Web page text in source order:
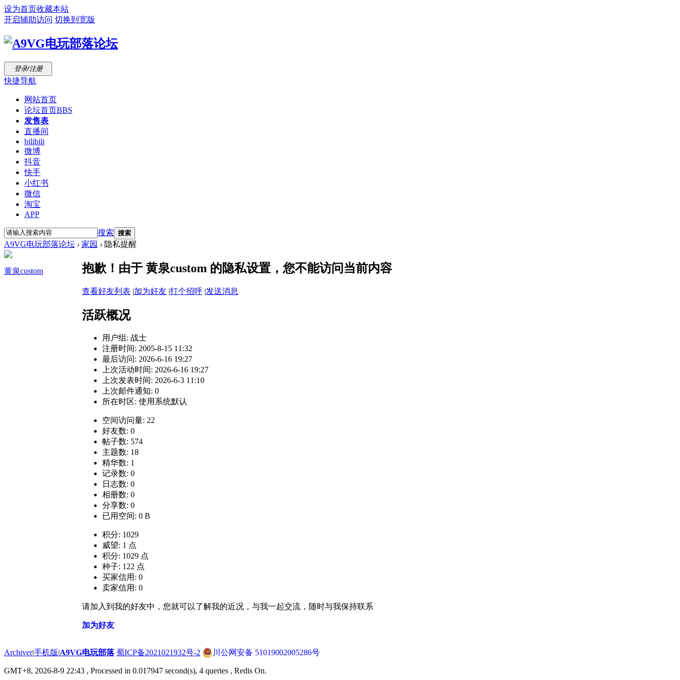
设为首页收藏本站
开启辅助访问 切换到宽版
登录/注册
快捷导航
网站首页
论坛首页BBS
发售表
直播间
bilibili
微博
抖音
快手
小红书
微信
淘宝
APP
搜索 搜索
A9VG电玩部落论坛 › 家园 › 隐私提醒
黄泉custom 抱歉！由于 黄泉custom 的隐私设置，您不能访问当前内容
查看好友列表 |加为好友 |打个招呼 |发送消息
活跃概况
用户组: 战士
注册时间: 2005-8-15 11:32
最后访问: 2026-6-16 19:27
上次活动时间: 2026-6-16 19:27
上次发表时间: 2026-6-3 11:10
上次邮件通知: 0
所在时区: 使用系统默认
空间访问量: 22
好友数: 0
帖子数: 574
主题数: 18
精华数: 1
记录数: 0
日志数: 0
相册数: 0
分享数: 0
已用空间: 0 B
积分: 1029
威望: 1 点
积分: 1029 点
种子: 122 点
买家信用: 0
卖家信用: 0
请加入到我的好友中，您就可以了解我的近况，与我一起交流，随时与我保持联系
加为好友
Archiver|手机版|A9VG电玩部落 蜀ICP备2021021932号-2 川公网安备 51019002005286号
GMT+8, 2026-8-9 22:43 , Processed in 0.017947 second(s), 4 queries , Redis On.